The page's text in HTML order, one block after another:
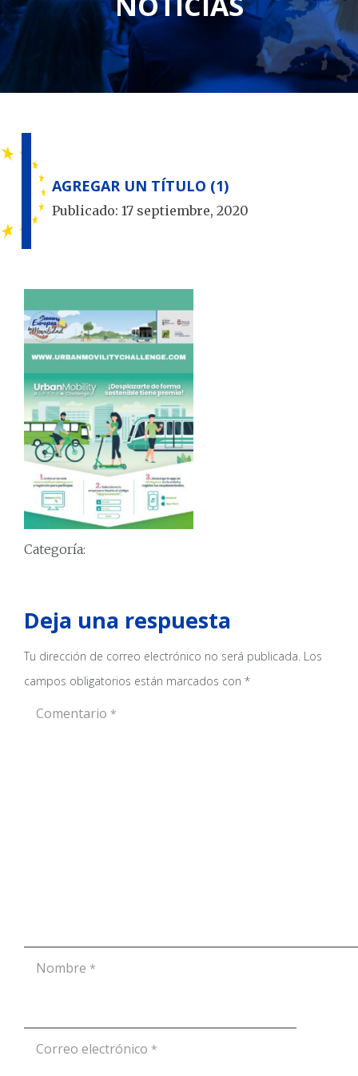
AGREGAR UN TÍTULO (1)
Publicado: 17 septiembre, 2020
Categoría:
Deja una respuesta
Tu dirección de correo electrónico no será publicada. Los
campos obligatorios están marcados con *
Comentario *
Nombre *
Correo electrónico *